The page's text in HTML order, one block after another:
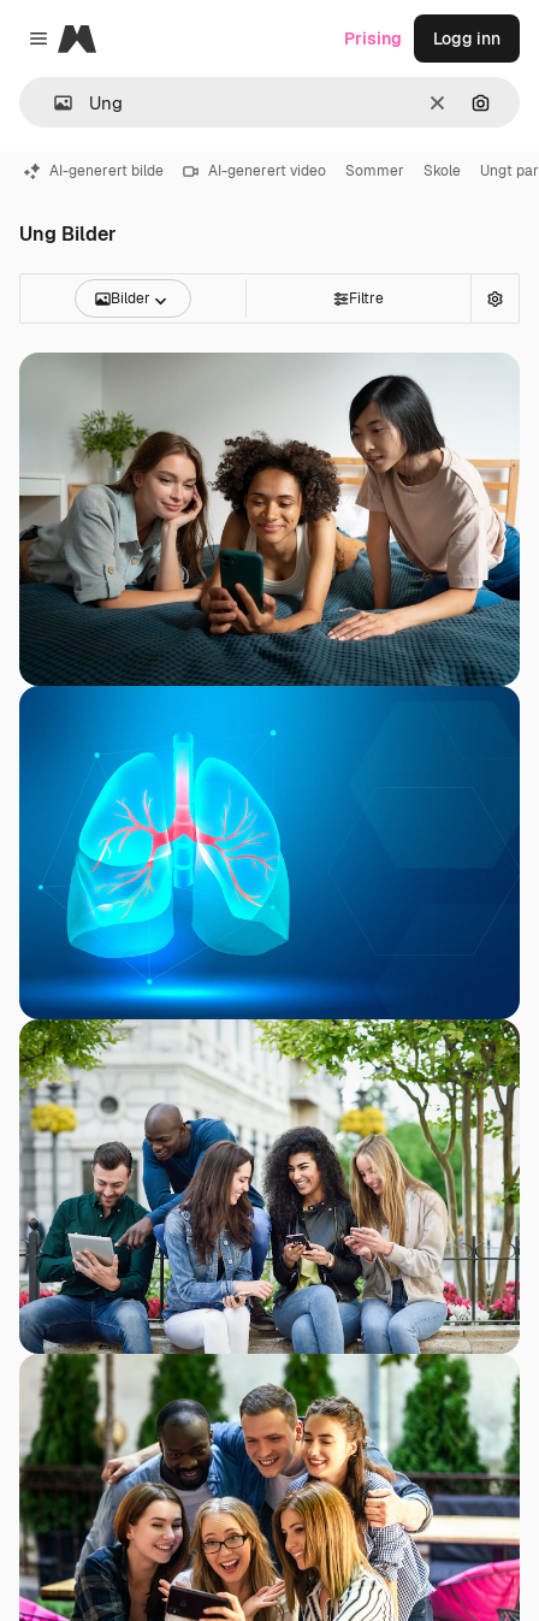
Close menu
Magnific
Slett Søk
Prising Logg inn
AI-generert bilde AI-generert video Sommer Skole Ungt par
Ung Bilder
Bilder Filtre